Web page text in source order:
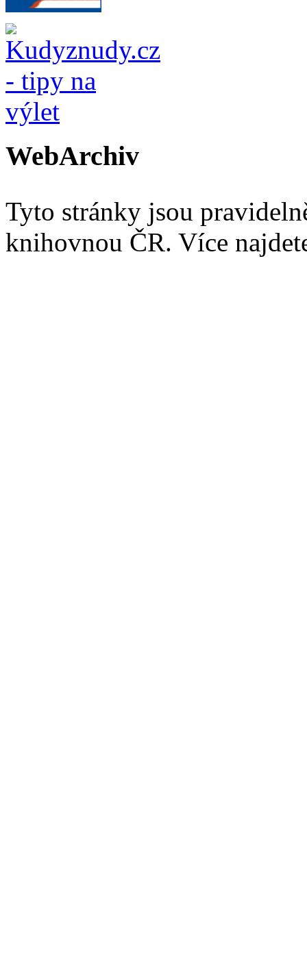
WebArchiv
Tyto stránky jsou
knihovnou ČR. Více